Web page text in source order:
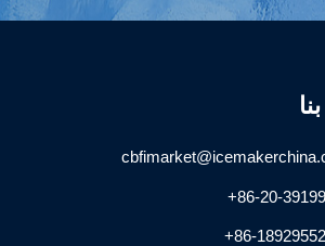
+86-20-
+86-